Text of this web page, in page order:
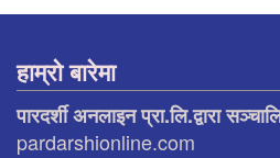
हाम्रो बारेमा
पारदर्शी अनलाइन प्रा.लि.द्वारा
pardarshionline.com